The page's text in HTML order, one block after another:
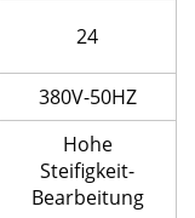
24
380V-50HZ
Hohe
Steifigkeit-
Bearbeitung